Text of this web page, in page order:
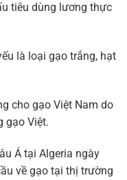
tiêu dùng lương thực
là loại gạo trắng, hạt
cho gạo Việt Nam do
gạo Việt.
Á tại Algeria ngày
về gạo tại thị trường